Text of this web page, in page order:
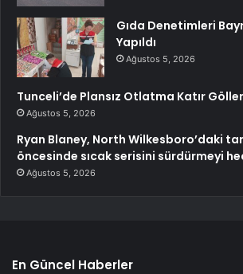
Gıda Denetimleri
Yapıldı
Ağustos 5, 2026
Tunceli’de Plansız Otlatma Katır
Ağustos 5, 2026
Ryan Blaney, North Wilkesboro’daki
öncesinde sıcak serisini sürdürmeyi
Ağustos 5, 2026
En Güncel Haberler